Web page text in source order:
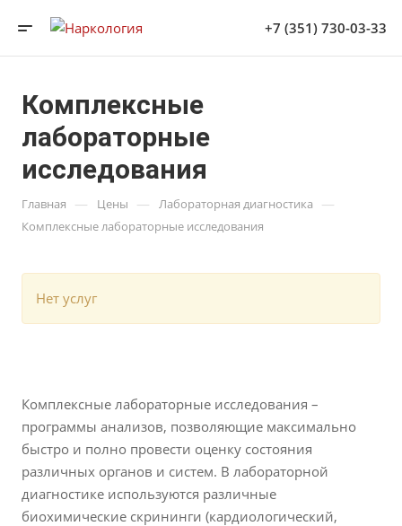
+7 (351) 730-03-33
Комплексные
лабораторные
исследования
Главная — Цены — Лабораторная диагностика —
Комплексные лабораторные исследования
Нет услуг
Комплексные лабораторные исследования –
программы анализов, позволяющие максимально
быстро и полно провести оценку состояния
различных органов и систем. В лабораторной
диагностике используются различные
биохимические скрининги (кардиологический,